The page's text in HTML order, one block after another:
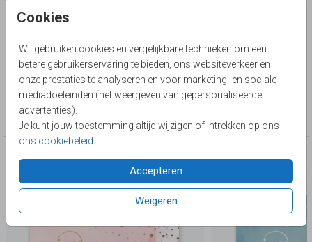
Cookies
Wij gebruiken cookies en vergelijkbare technieken om een
betere gebruikerservaring te bieden, ons websiteverkeer en
onze prestaties te analyseren en voor marketing- en sociale
mediadoeleinden (het weergeven van gepersonaliseerde
advertenties).
Je kunt jouw toestemming altijd wijzigen of intrekken op ons
ons cookiebeleid
Accepteren
Weigeren
Omschrijving
Hip sterren patroon met blauwe en roze accent. Alles
staat los op dit kaartje en is aan te passen!
Collectie
Tweeling
Deze producten zijn wellicht ook iets voor je